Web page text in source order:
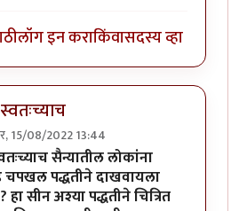
लॉग इन कराकिंवासदस्य व्हा
15/08/2022 13:44
चौकस२१२byमदनबाण
सैन्यातील लोकांना
चपखल पद्धतीने दाखवायला
हा सीन अश्या पद्धतीने चित्रित